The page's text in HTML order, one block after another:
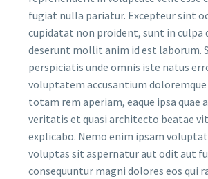
fugiat nulla pariatur. Excepteur sint
cupidatat non proident, sunt in culpa
deserunt mollit anim id est laborum.
perspiciatis unde omnis iste natus
voluptatem accusantium
totam rem aperiam, eaque ipsa quae
veritatis et quasi architecto beatae
explicabo. Nemo enim ipsam
voluptas sit aspernatur aut odit aut
consequuntur magni dolores eos qui